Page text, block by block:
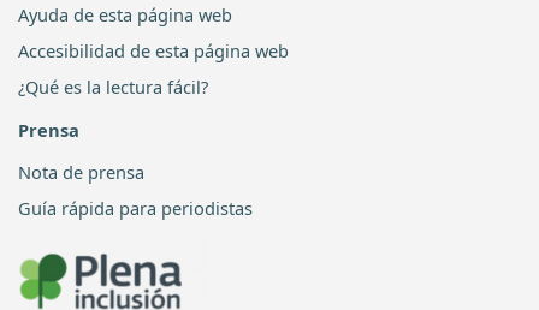
Ayuda de esta página web
Accesibilidad de esta página web
¿Qué es la lectura fácil?
Prensa
Nota de prensa
Guía rápida para periodistas